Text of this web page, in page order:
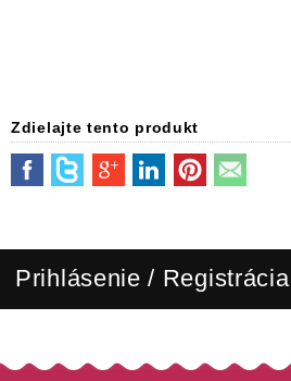
Zdielajte tento produkt
Prihlásenie / Registrácia